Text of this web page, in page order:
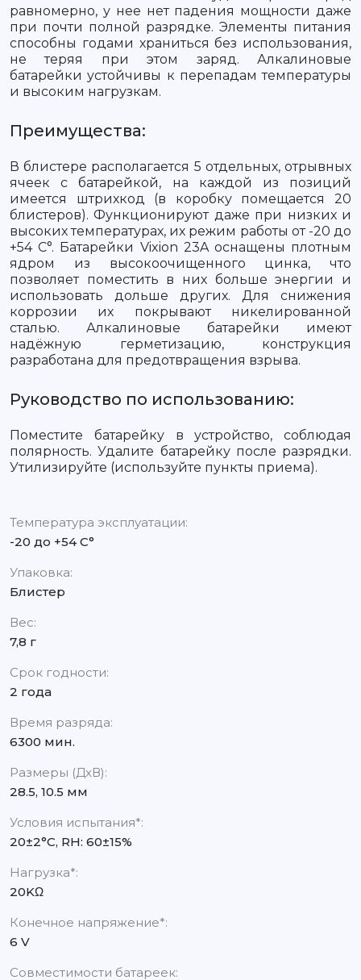
равномерно, у нее нет падения мощности даже
при почти полной разрядке. Элементы питания
способны годами храниться без использования,
не теряя при этом заряд. Алкалиновые
батарейки устойчивы к перепадам температуры
и высоким нагрузкам.
Преимущества:
В блистере располагается 5 отдельных, отрывных
ячеек с батарейкой, на каждой из позиций
имеется штрихкод (в коробку помещается 20
блистеров). Функционируют даже при низких и
высоких температурах, их режим работы от -20 до
+54 С°. Батарейки Vixion 23A оснащены плотным
ядром из высокоочищенного цинка, что
позволяет поместить в них больше энергии и
использовать дольше других. Для снижения
коррозии их покрывают никелированной
сталью. Алкалиновые батарейки имеют
надёжную герметизацию, конструкция
разработана для предотвращения взрыва.
Руководство по использованию:
Поместите батарейку в устройство, соблюдая
полярность. Удалите батарейку после разрядки.
Утилизируйте (используйте пункты приема).
Температура эксплуатации:
-20 до +54 С°
Упаковка:
Блистер
Вес:
7,8 г
Срок годности:
2 года
Время разряда:
6300 мин.
Размеры (ДхВ):
28.5, 10.5 мм
Условия испытания*:
20±2°C, RH: 60±15%
Нагрузка*:
20KΩ
Конечное напряжение*:
6 V
Совместимости батареек: